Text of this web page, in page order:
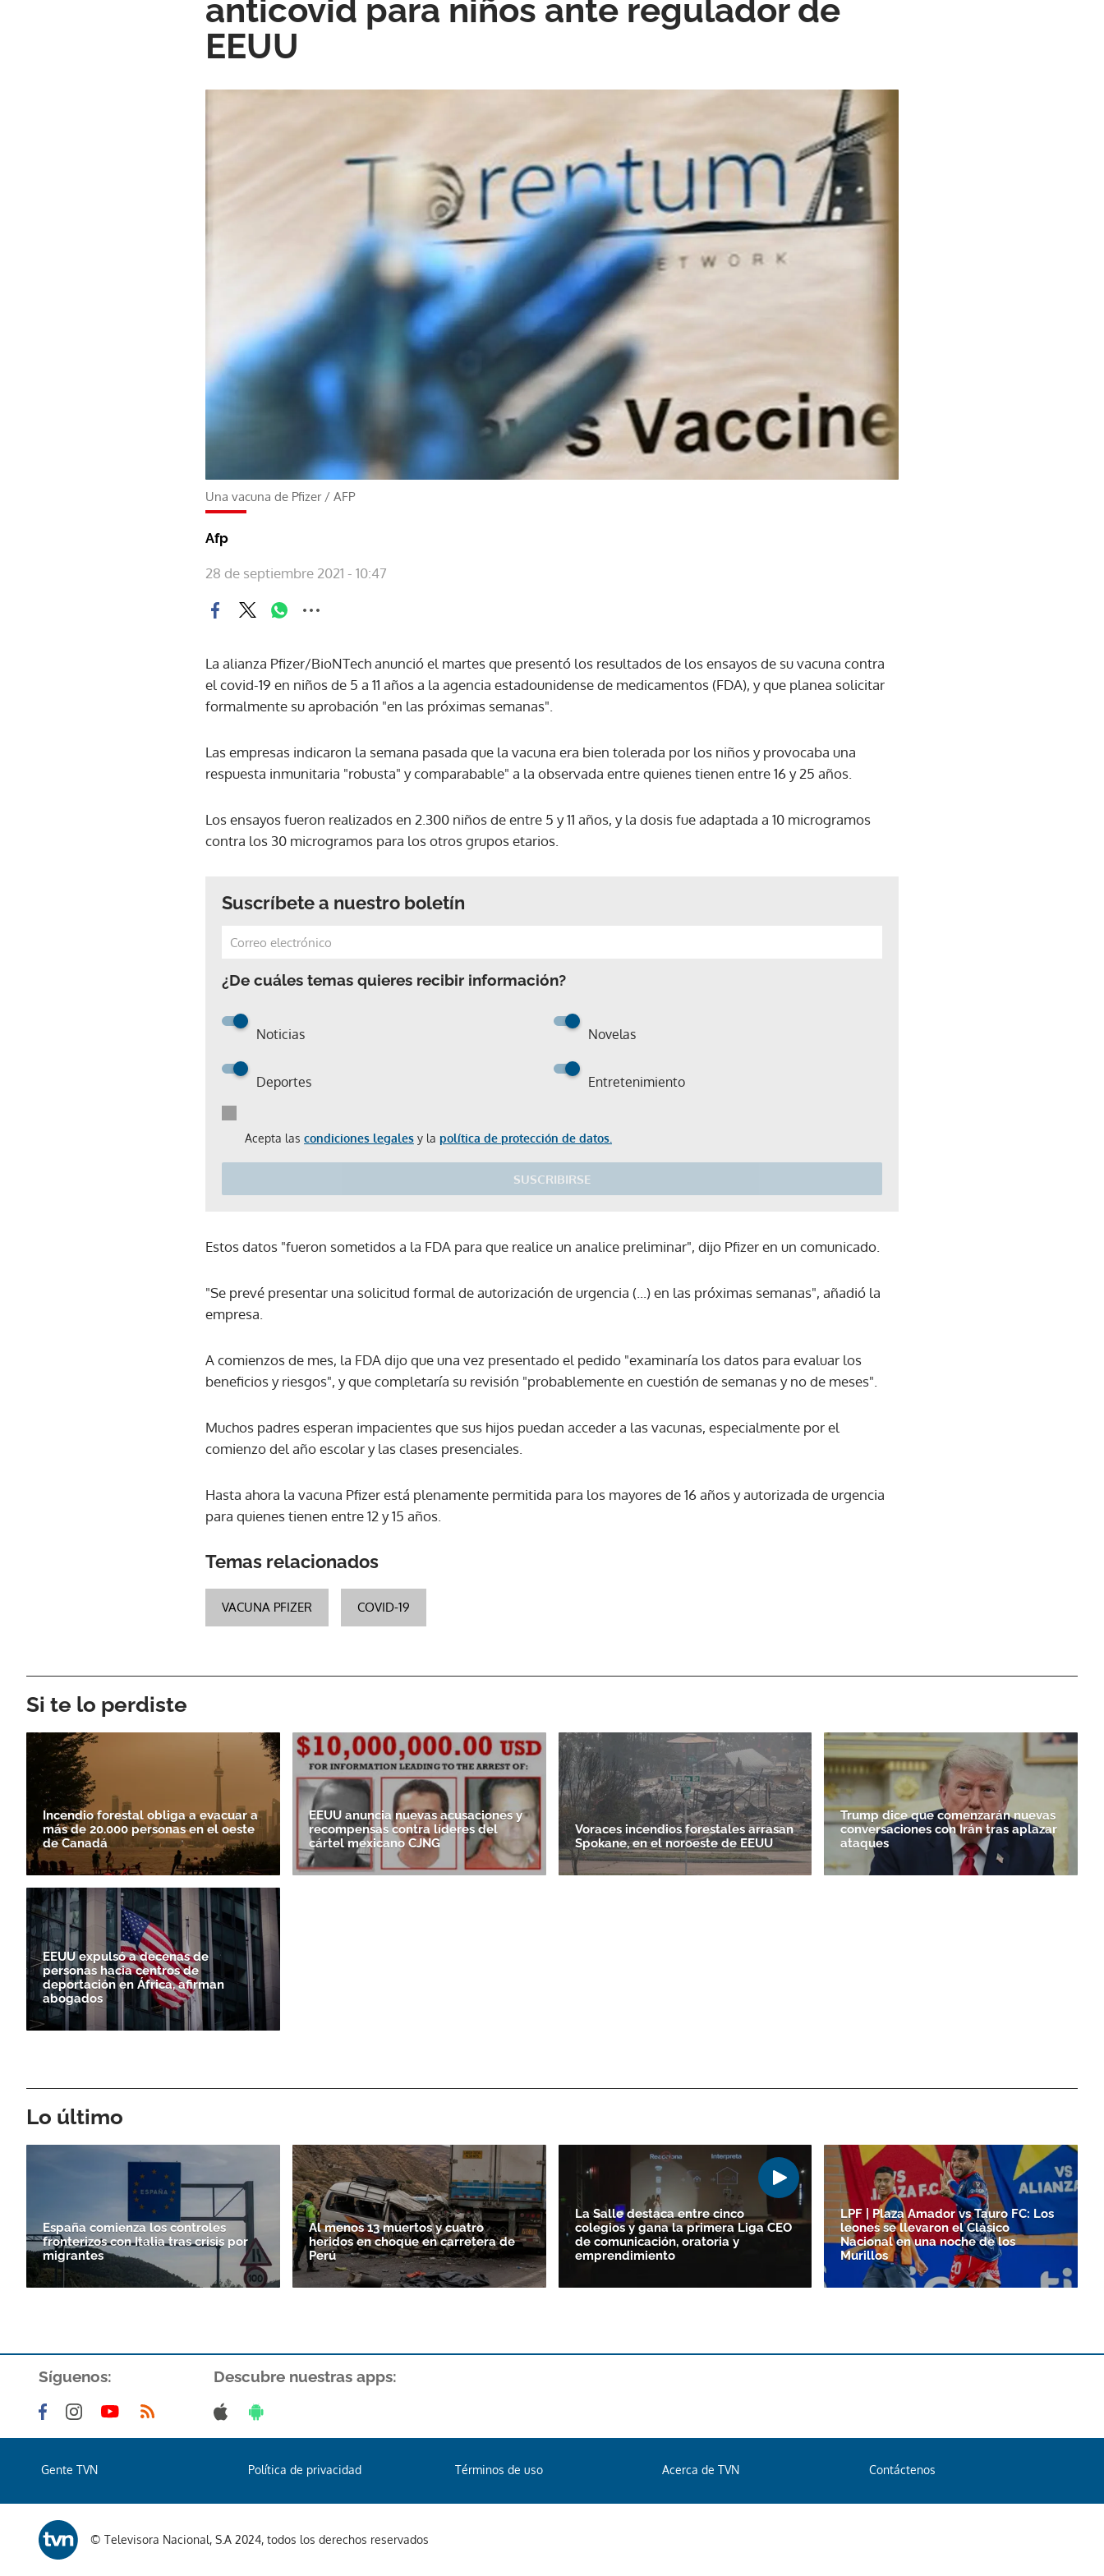
anticovid para niños ante regulador de
EEUU
Una vacuna de Pfizer/ AFP
Afp
28 de septiembre 2021 - 10:47
La alianza Pfizer/BioNTech anunció el martes que presentó los resultados de los ensayos de su vacuna contra
el covid-19 en niños de 5 a 11 años a la agencia estadounidense de medicamentos (FDA), y que planea solicitar
formalmente su aprobación "en las próximas semanas".
Las empresas indicaron la semana pasada que la vacuna era bien tolerada por los niños y provocaba una
respuesta inmunitaria "robusta" y comparabable" a la observada entre quienes tienen entre 16 y 25 años.
Los ensayos fueron realizados en 2.300 niños de entre 5 y 11 años, y la dosis fue adaptada a 10 microgramos
contra los 30 microgramos para los otros grupos etarios.
Suscríbete a nuestro boletín
¿De cuáles temas quieres recibir información?
Noticias Novelas
Deportes Entretenimiento
Acepta las condiciones legales y la política de protección de datos.
SUSCRIBIRSE
Estos datos "fueron sometidos a la FDA para que realice un analice preliminar", dijo Pfizer en un comunicado.
"Se prevé presentar una solicitud formal de autorización de urgencia (...) en las próximas semanas", añadió la
empresa.
A comienzos de mes, la FDA dijo que una vez presentado el pedido "examinaría los datos para evaluar los
beneficios y riesgos", y que completaría su revisión "probablemente en cuestión de semanas y no de meses".
Muchos padres esperan impacientes que sus hijos puedan acceder a las vacunas, especialmente por el
comienzo del año escolar y las clases presenciales.
Hasta ahora la vacuna Pfizer está plenamente permitida para los mayores de 16 años y autorizada de urgencia
para quienes tienen entre 12 y 15 años.
Temas relacionados
VACUNA PFIZER COVID-19
Si te lo perdiste
Incendio forestal obliga a evacuar a
más de 20.000 personas en el oeste
de Canadá
EEUU anuncia nuevas acusaciones y
recompensas contra líderes del
cártel mexicano CJNG
Voraces incendios forestales arrasan
Spokane, en el noroeste de EEUU
Trump dice que comenzarán nuevas
conversaciones con Irán tras aplazar
ataques
EEUU expulsó a decenas de
personas hacia centros de
deportación en África, afirman
abogados
Lo último
España comienza los controles
fronterizos con Italia tras crisis por
migrantes
Al menos 13 muertos y cuatro
heridos en choque en carretera de
Perú
La Salle destaca entre cinco
colegios y gana la primera Liga CEO
de comunicación, oratoria y
emprendimiento
LPF | Plaza Amador vs Tauro FC: Los
leones se llevaron el Clásico
Nacional en una noche de los
Murillos
Síguenos: Descubre nuestras apps:
Gente TVN Política de privacidad Términos de uso Acerca de TVN Contáctenos
© Televisora Nacional, S.A 2024, todos los derechos reservados